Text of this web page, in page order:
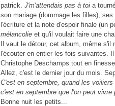
patrick. J'm'attendais pas à toi a
son mariage (dommage les filles),
l'écriture et la note d'espoir finale (un
mélancolie et qu'il voulait faire une
Il vaut le détour, cet album, même
l'écouter en entier les fois suivantes.
Christophe Deschamps tout en
Allez, c'est le dernier jour du mois.
C'est en septembre, quand les
c'est en septembre que l'on peut vivre
Bonne nuit les petits...